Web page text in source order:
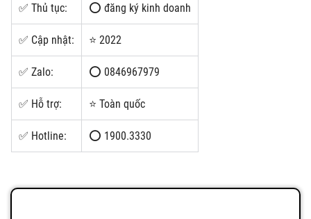
✅ Thủ tục: ⭕ đăng ký kinh doanh
✅ Cập nhật: ⭐ 2022
✅ Zalo: ⭕ 0846967979
✅ Hỗ trợ: ⭐ Toàn quốc
✅ Hotline: ⭕ 1900.3330